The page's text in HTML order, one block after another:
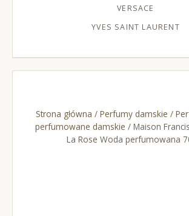
VERSACE
YVES SAINT LAURENT
Strona główna / Perfumy damskie /
perfumowane damskie / Maison
La Rose Woda perfumowana